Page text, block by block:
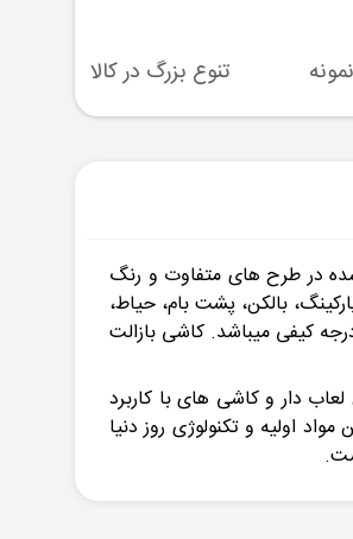
تنوع بزرگ در کالا
در طرح های متفاوت و رنگ
بالکن، پشت بام، حیاط،
کیفی میباشد. کاشی بازالت
کاشی های بدنه قرمز (با جذب آب کمتر از 3%)، کاشی های پرسلان لعاب دار و کاشی های با کاربرد
اولیه و تکنولوژی روز دنیا